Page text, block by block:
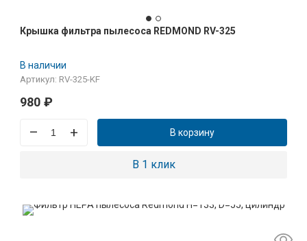
Крышка фильтра пылесоса REDMOND RV-325
В наличии
Артикул: RV-325-KF
980 ₽
– + В корзину
В 1 клик